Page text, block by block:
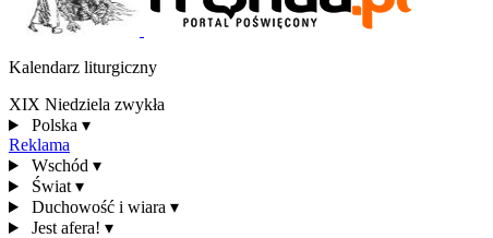
Kalendarz liturgiczny
XIX Niedziela zwykła
Polska ▾
Reklama
Wschód ▾
Świat ▾
Duchowość i wiara ▾
Jest afera! ▾